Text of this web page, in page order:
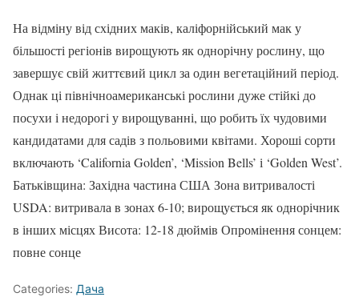
На відміну від східних маків, каліфорнійський мак у
більшості регіонів вирощують як однорічну рослину, що
завершує свій життєвий цикл за один вегетаційний період.
Однак ці північноамериканські рослини дуже стійкі до
посухи і недорогі у вирощуванні, що робить їх чудовими
кандидатами для садів з польовими квітами. Хороші сорти
включають ‘California Golden’, ‘Mission Bells’ і ‘Golden West’.
Батьківщина: Західна частина США Зона витривалості
USDA: витривала в зонах 6-10; вирощується як однорічник
в інших місцях Висота: 12-18 дюймів Опромінення сонцем:
повне сонце
Categories: Дача